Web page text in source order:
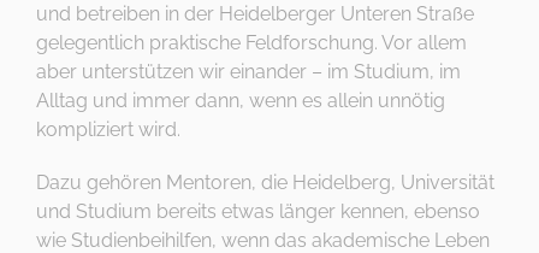
und betreiben in der Heidelberger Unteren Straße
gelegentlich praktische Feldforschung. Vor allem
aber unterstützen wir einander – im Studium, im
Alltag und immer dann, wenn es allein unnötig
kompliziert wird.
Dazu gehören Mentoren, die Heidelberg, Universität
und Studium bereits etwas länger kennen, ebenso
wie Studienbeihilfen, wenn das akademische Leben